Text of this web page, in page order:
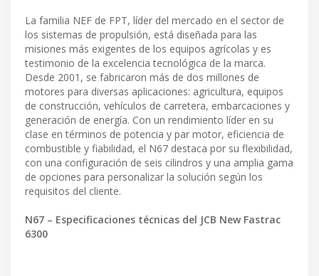
La familia NEF de FPT, líder del mercado en el sector de
los sistemas de propulsión, está diseñada para las
misiones más exigentes de los equipos agrícolas y es
testimonio de la excelencia tecnológica de la marca.
Desde 2001, se fabricaron más de dos millones de
motores para diversas aplicaciones: agricultura, equipos
de construcción, vehículos de carretera, embarcaciones y
generación de energía. Con un rendimiento líder en su
clase en términos de potencia y par motor, eficiencia de
combustible y fiabilidad, el N67 destaca por su flexibilidad,
con una configuración de seis cilindros y una amplia gama
de opciones para personalizar la solución según los
requisitos del cliente.
N67 – Especificaciones técnicas del JCB New Fastrac
6300